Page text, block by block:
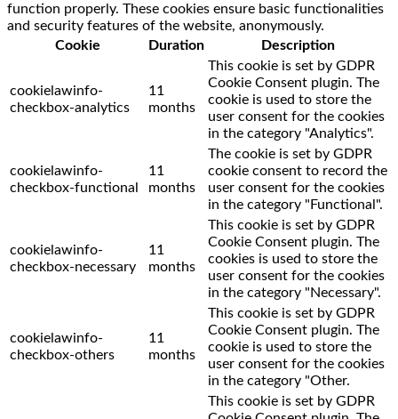
function properly. These cookies ensure basic functionalities
and security features of the website, anonymously.
Cookie
Duration Description
cookielawinfo-
checkbox-analytics
11
months
This cookie is set by GDPR
Cookie Consent plugin. The
cookie is used to store the
user consent for the cookies
in the category "Analytics".
cookielawinfo-
checkbox-functional
11
months
The cookie is set by GDPR
cookie consent to record the
user consent for the cookies
in the category "Functional".
cookielawinfo-
checkbox-necessary
11
months
This cookie is set by GDPR
Cookie Consent plugin. The
cookies is used to store the
user consent for the cookies
in the category "Necessary".
cookielawinfo-
checkbox-others
11
months
This cookie is set by GDPR
Cookie Consent plugin. The
cookie is used to store the
user consent for the cookies
in the category "Other.
This cookie is set by GDPR